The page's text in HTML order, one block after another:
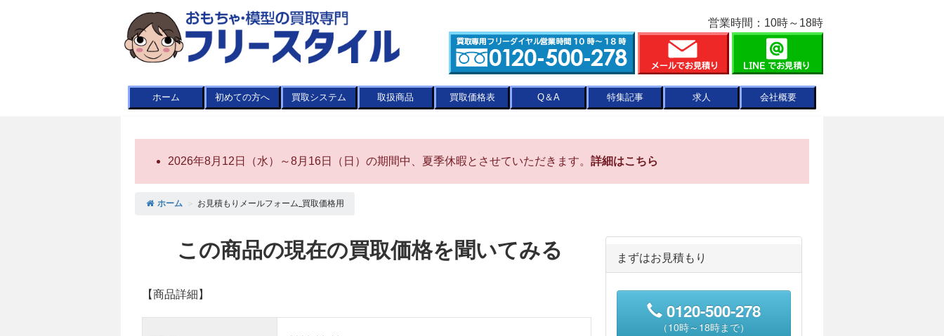
営業時間：10時～18時
ホーム 初めての方へ 買取システム 取扱商品 買取価格表 Q＆A 特集記事 求人 会社概要
2026年8月12日（水）～8月16日（日）の期間中、夏季休暇とさせていただきます。 詳細はこちら
ホーム ＞ お見積もりメールフォーム_買取価格用
この商品の現在の買取価格を聞いてみる
【商品詳細】
まずはお見積もり
0120-500-278
（10時～18時まで）